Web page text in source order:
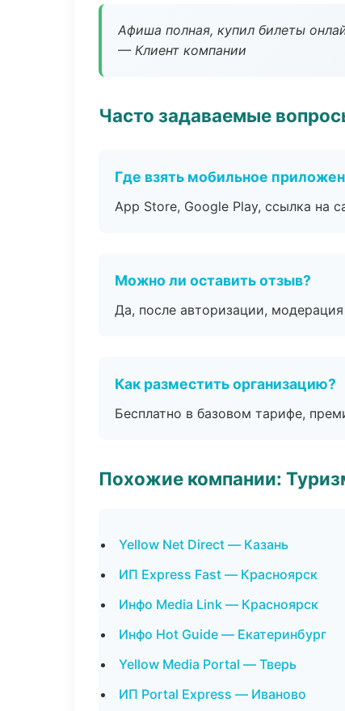
Афиша полная, купил билеты
— Клиент компании
Часто задаваемые
Где взять мобильное
App Store, Google Play, ссылка на
Можно ли оставить отзыв?
Да, после авторизации,
Как разместить организацию?
Бесплатно в базовом тарифе,
Похожие компании:
Yellow Net Direct — Казань
ИП Express Fast — Красноярск
Инфо Media Link — Красноярск
Инфо Hot Guide — Екатеринбург
Yellow Media Portal — Тверь
ИП Portal Express — Иваново